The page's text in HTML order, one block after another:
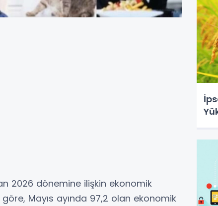
2026 dönemine ilişkin ekonomik
Mayıs ayında 97,2 olan ekonomik